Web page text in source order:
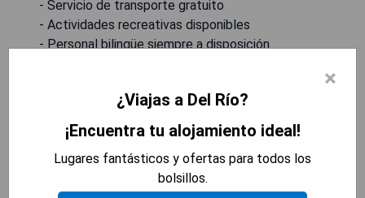
- Servicio de transporte gratuito
- Actividades recreativas disponibles
- Personal bilingüe siempre a disposición
MOSTRAR PRECIOS
Days Inn by Wyndham Del Rio
×
¿Viajas a Del Río?
¡Encuentra tu alojamiento ideal!
Lugares fantásticos y ofertas para todos los
bolsillos.